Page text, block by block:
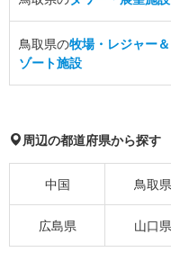
鳥取県の牧場・レジャー＆
ゾート施設
周辺の都道府県から探す
中国 鳥取県
広島県 山口県